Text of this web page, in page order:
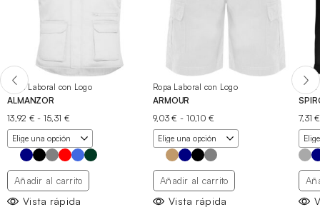
Ropa Laboral con Logo
ALMANZOR
13,92 € - 15,31 €Rango
de
precios:
desde
13,92 €
hasta
15,31 €
Añadir al carrito
Vista rápida
Ropa Laboral con Logo
ARMOUR
9,03€ - 10,10€
de
precios:
desde
9,03 €
hasta
10,10 €
Añadir al carrito
Vista rápida
7,31€